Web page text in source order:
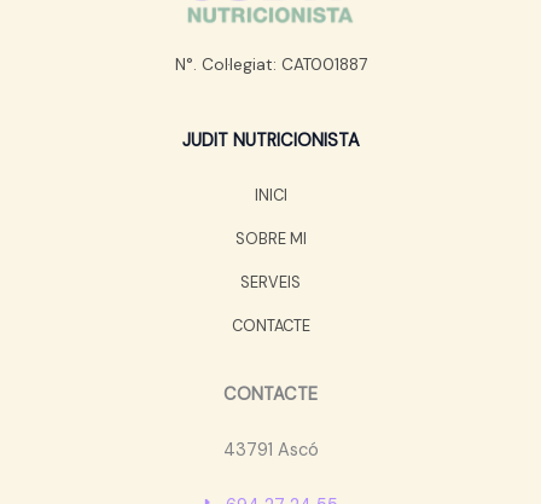
N°. Col·legiat: CAT001887
JUDIT NUTRICIONISTA
INICI
SOBRE MI
SERVEIS
CONTACTE
CONTACTE
43791 Ascó